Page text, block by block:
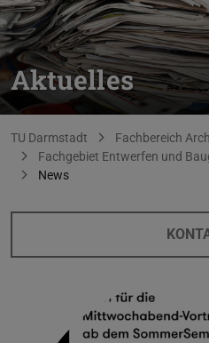
Aktuelles
Sie befinden sich hier:
TU Darmstadt
Fachbereich
Fachgebiet Entwerfen und
News